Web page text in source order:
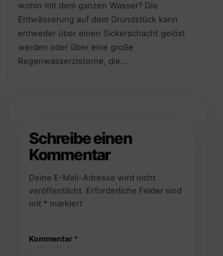
wohin mit dem ganzen Wasser? Die
Entwässerung auf dem Grundstück kann
entweder über einen Sickerschacht gelöst
werden oder über eine große
Regenwasserzisterne, die…
Schreibe einen
Kommentar
Deine E-Mail-Adresse wird nicht
veröffentlicht. Erforderliche Felder sind
mit * markiert
Kommentar *